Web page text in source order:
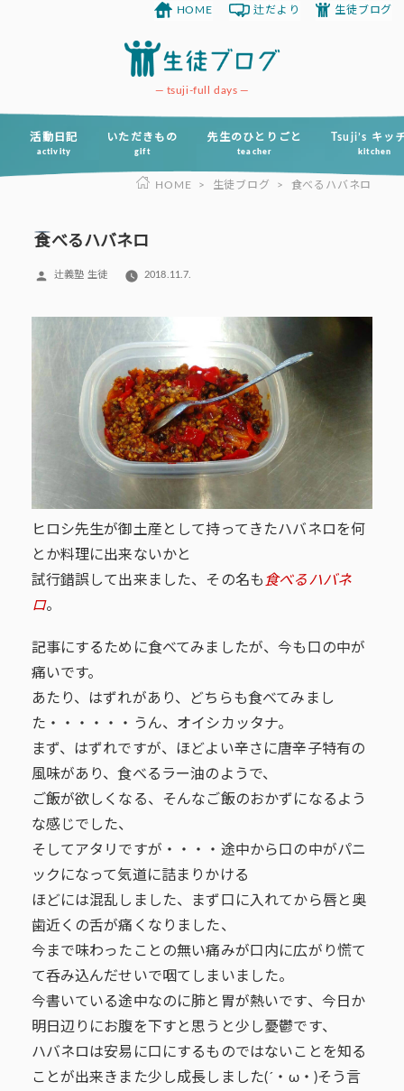
ツ
tsuji-full days
活動日記
activity
いただきもの
gift
先生のひとりごと
teacher
Tsuji’s キッ
kitchen
HOME 辻だより 生徒ブログ
HOME > 生徒ブログ > 食べるハバネロ
食べるハバネロ
投
辻義塾 生徒 2018.11.7.
ヒロシ先生が御土産として持ってきたハバネロを何
とか料理に出来ないかと
試行錯誤して出来ました、その名も 食べるハバネ
ロ。
記事にするために食べてみましたが、今も口の中が
痛いです。
あたり、はずれがあり、どちらも食べてみまし
た・・・・・・うん、オイシカッタナ。
まず、はずれですが、ほどよい辛さに唐辛子特有の
風味があり、食べるラー油のようで、
ご飯が欲しくなる、そんなご飯のおかずになるよう
な感じでした、
そしてアタリですが・・・・途中から口の中がパニ
ックになって気道に詰まりかける
ほどには混乱しました、まず口に入れてから唇と奥
歯近くの舌が痛くなりました、
今まで味わったことの無い痛みが口内に広がり慌て
て呑み込んだせいで咽てしまいました。
今書いている途中なのに肺と胃が熱いです、今日か
明日辺りにお腹を下すと思うと少し憂鬱です、
ハバネロは安易に口にするものではないことを知る
ことが出来きまた少し成長しました(´・ω・)そう言